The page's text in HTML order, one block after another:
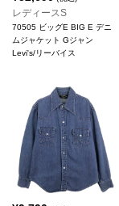
レディースS
70505 ビッグE BIG E デニ
ムジャケット Gジャン
Levi's/リーバイス